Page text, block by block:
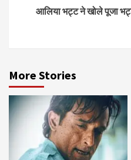
आलिया भट्ट ने खोले पूजा
More Stories